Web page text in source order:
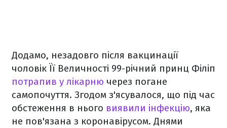
Додамо, незадовго після вакцинації
чоловік Її Величності 99-річний принц Філіп
потрапив у лікарню через погане
самопочуття. Згодом з'ясувалося, що під час
обстеження в нього виявили інфекцію, яка
не пов'язана з коронавірусом. Днями